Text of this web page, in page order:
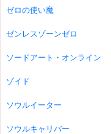
ゼロの使い魔
ゼンレスゾーンゼロ
ソードアート・オンライン
ゾイド
ソウルイーター
ソウルキャリバー